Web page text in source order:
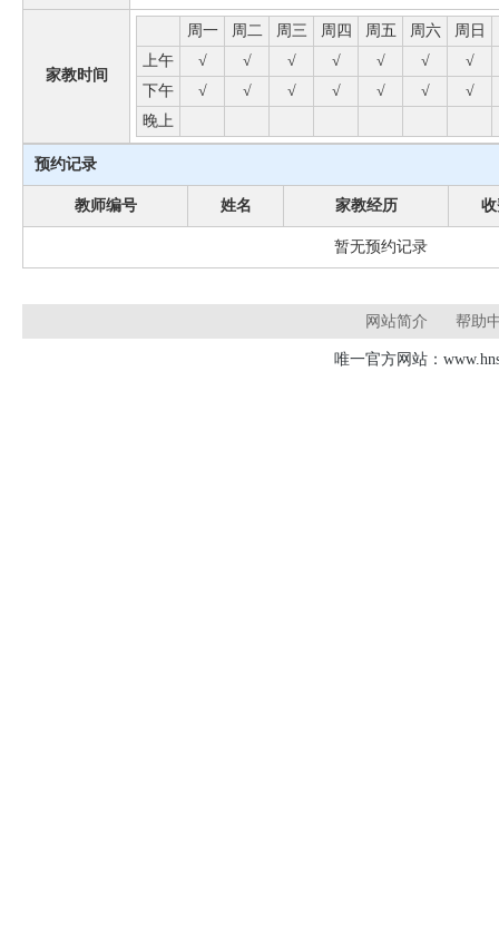
家教时间
周一 周二 周三 周四 周五 周六 周日
上午
√ √ √ √ √ √ √
下午
√ √ √ √ √ √ √
晚上
预约记录
教师编号 姓名 家教经历
暂无预约记录
网站简介 帮助
唯一官方网站：